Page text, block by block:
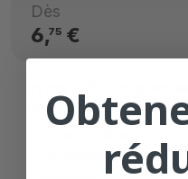
Dès
6,75€
compatibles
PP Thermique directe